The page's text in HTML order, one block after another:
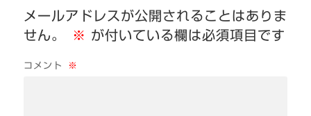
メールアドレスが公開されることはありま
せん。
※ が付いている欄は必須項目です
コメント ※